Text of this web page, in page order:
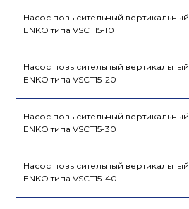
Насос повысительный вертикальный
ENKO типа VSCT15-10
Насос повысительный вертикальный
ENKO типа VSCT15-20
Насос повысительный вертикальный
ENKO типа VSCT15-30
Насос повысительный вертикальный
ENKO типа VSCT15-40